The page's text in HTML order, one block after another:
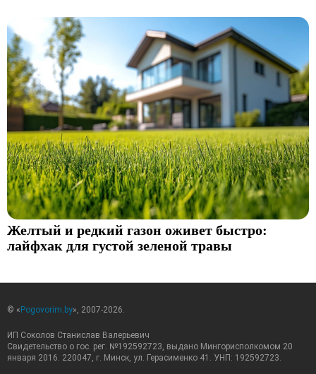
Желтый и редкий газон оживет быстро:
лайфхак для густой зеленой травы
© «Pogovorim.by», 2007-2026.
ИП Соколов Станислав Валерьевич
Свидетельство о гос. рег. №192592723, выдано Мингорисполкомом 20
января 2016. 220047, г. Минск, ул. Герасименко 41. УНП: 192592723.